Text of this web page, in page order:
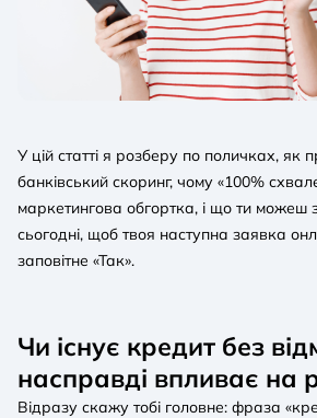
У цій статті я розберу по поличках, як
банківський скоринг, чому «100%
маркетингова обгортка, і що ти можеш
сьогодні, щоб твоя наступна заявка
заповітне «Так».
Чи існує кредит без
насправді впливає на
Відразу скажу тобі головне: фраза